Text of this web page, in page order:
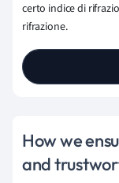
certo indice di
rifrazione.
How we
and